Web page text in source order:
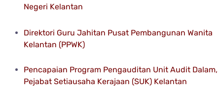
Negeri Kelantan
Direktori Guru Jahitan Pusat Pembangunan Wanita
Kelantan (PPWK)
Pencapaian Program Pengauditan Unit Audit Dalam,
Pejabat Setiausaha Kerajaan (SUK) Kelantan